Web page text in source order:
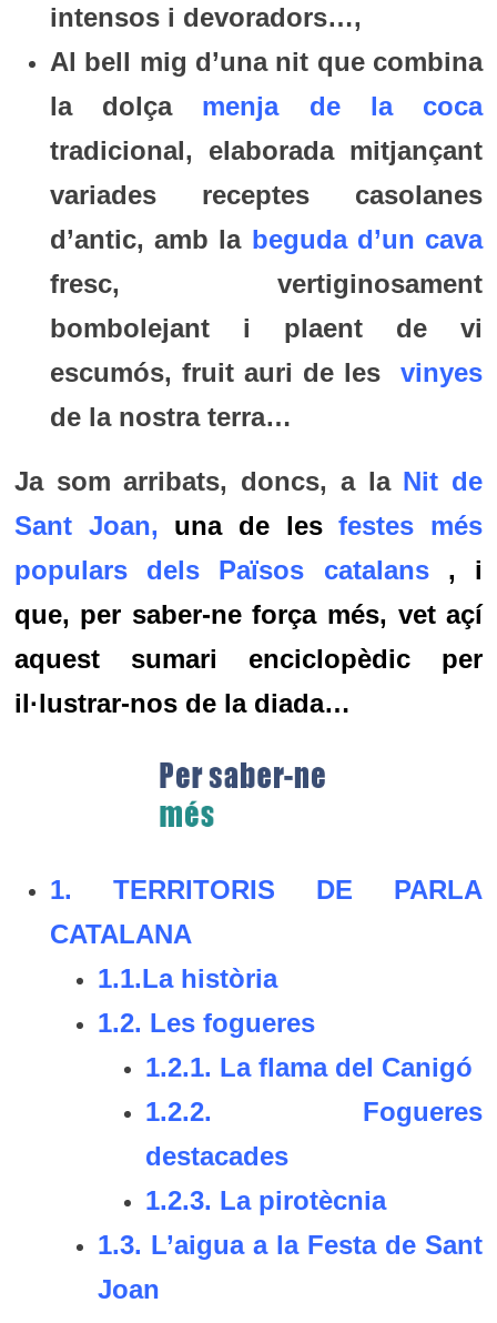
intensos i devoradors…,
Al bell mig d’una nit que combina
la dolça menja de la coca
tradicional, elaborada mitjançant
variades receptes casolanes
d’antic, amb la beguda d’un cava
fresc, vertiginosament
bombolejant i plaent de vi
escumós, fruit auri de lesvinyes
de la nostra terra…
Ja som arribats, doncs, a la Nit de
Sant Joan, una de les festes més
populars dels Països catalans
, i
que, per saber-ne força més, vet açí
aquest sumari enciclopèdic per
il·lustrar-nos de la diada…
1. TERRITORIS DE PARLA
CATALANA
1.1.La història
1.2. Les fogueres
1.2.1. La flama del Canigó
1.2.2. Fogueres
destacades
1.2.3. La pirotècnia
1.3. L’aigua a la Festa de Sant
Joan